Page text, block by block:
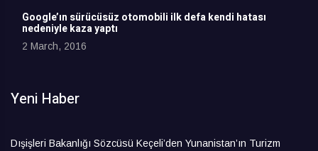
Google’ın sürücüsüz otomobili ilk defa kendi hatası
nedeniyle kaza yaptı
2 March, 2016
Yeni Haber
Dışişleri Bakanlığı Sözcüsü Keçeli’den Yunanistan’ın Turizm